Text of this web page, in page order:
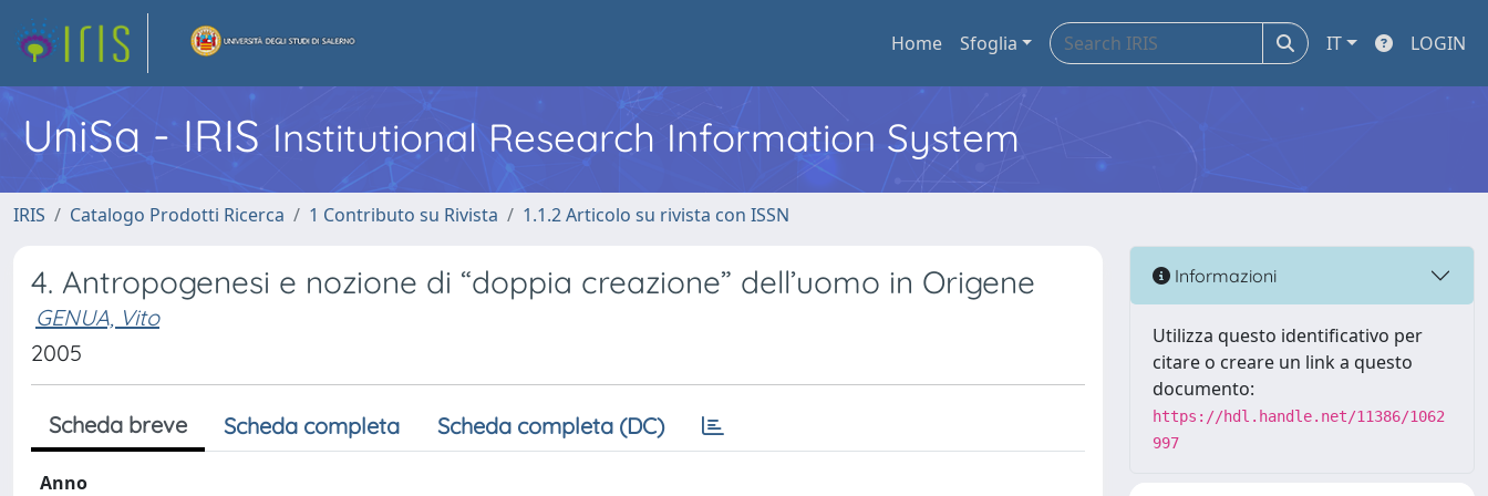
Home Sfoglia IT LOGIN
UniSa - IRIS Institutional Research Information System
IRIS Catalogo Prodotti Ricerca 1 Contributo su Rivista 1.1.2 Articolo su rivista con ISSN
4. Antropogenesi e nozione di “doppia creazione” dell’uomo in Origene
GENUA, Vito
2005
Scheda breve Scheda completa Scheda completa (DC)
Anno
Informazioni
Utilizza questo identificativo per
citare o creare un link a questo
documento:
https://hdl.handle.net/11386/1062
997